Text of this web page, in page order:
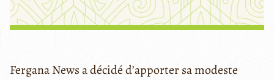
Fergana News a décidé d’apporter sa modeste